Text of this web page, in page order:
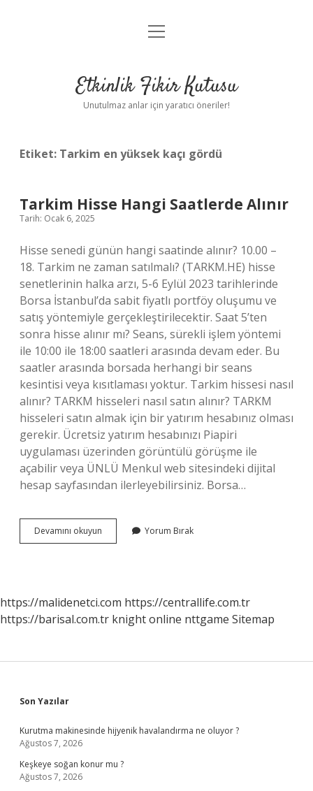
Anasayfa
Yasal Uyarı
menüyü
Etkinlik Fikir Kutusu
Unutulmaz anlar için yaratıcı öneriler!
Etiket: Tarkim en yüksek kaçı gördü
Tarkim Hisse Hangi Saatlerde Alınır
Tarih: Ocak 6, 2025
Hisse senedi günün hangi saatinde alınır? 10.00 –
18. Tarkim ne zaman satılmalı? (TARKM.HE) hisse
senetlerinin halka arzı, 5-6 Eylül 2023 tarihlerinde
Borsa İstanbul’da sabit fiyatlı portföy oluşumu ve
satış yöntemiyle gerçekleştirilecektir. Saat 5’ten
sonra hisse alınır mı? Seans, sürekli işlem yöntemi
ile 10:00 ile 18:00 saatleri arasında devam eder. Bu
saatler arasında borsada herhangi bir seans
kesintisi veya kısıtlaması yoktur. Tarkim hissesi nasıl
alınır? TARKM hisseleri nasıl satın alınır? TARKM
hisseleri satın almak için bir yatırım hesabınız olması
gerekir. Ücretsiz yatırım hesabınızı Piapiri
uygulaması üzerinden görüntülü görüşme ile
açabilir veya ÜNLÜ Menkul web sitesindeki dijital
hesap sayfasından ilerleyebilirsiniz. Borsa…
Devamını okuyun
Hisse
Yorum Bırak
https://malidenetci.com https://centrallife.com.tr
https://barisal.com.tr knight online nttgame Sitemap
Sidebar
Son Yazılar
Kurutma makinesinde hijyenik havalandırma ne oluyor ?
Ağustos 7, 2026
Keşkeye soğan konur mu ?
Ağustos 7, 2026